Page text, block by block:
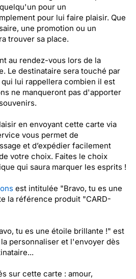
pour un
pour lui faire plaisir. Que
une promotion ou un
trouver sa place.
au rendez-vous lors de la
Le destinataire sera touché par
lui rappellera combien il est
ne manqueront pas d'apporter
en envoyant cette carte via
vous permet de
et d’expédier facilement
votre choix. Faites le choix
qui saura marquer les esprits !
est intitulée "Bravo, tu es une
la référence produit "CARD-
tu es une étoile brillante !" est
personnaliser et l'envoyer dès
sur cette carte : amour,